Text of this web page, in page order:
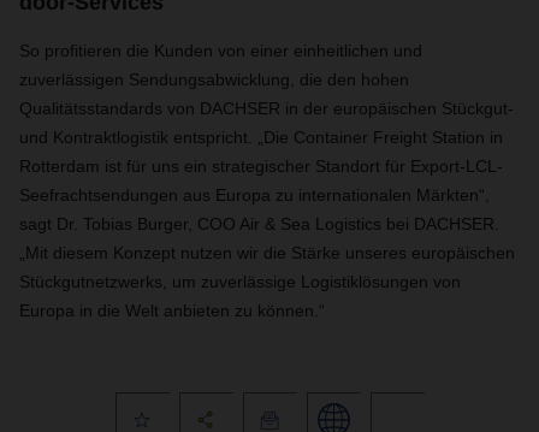
So profitieren die Kunden von einer einheitlichen und
zuverlässigen Sendungsabwicklung, die den hohen
Qualitätsstandards von DACHSER in der europäischen Stückgut-
und Kontraktlogistik entspricht. „Die Container Freight Station in
Rotterdam ist für uns ein strategischer Standort für Export-LCL-
Seefrachtsendungen aus Europa zu internationalen Märkten“,
sagt Dr. Tobias Burger, COO Air & Sea Logistics bei DACHSER.
„Mit diesem Konzept nutzen wir die Stärke unseres europäischen
Stückgutnetzwerks, um zuverlässige Logistiklösungen von
Europa in die Welt anbieten zu können.“